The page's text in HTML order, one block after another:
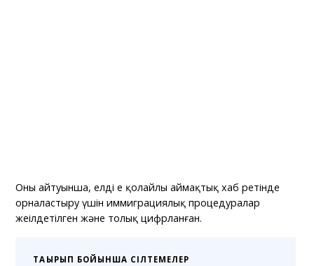
Оның айтуынша, елді ең қолайлы аймақтық хаб ретінде
орналастыру үшін иммиграциялық процедуралар
жеңілдетілген және толық цифрланған.
ТАҚЫРЫП БОЙЫНША СІЛТЕМЕЛЕР